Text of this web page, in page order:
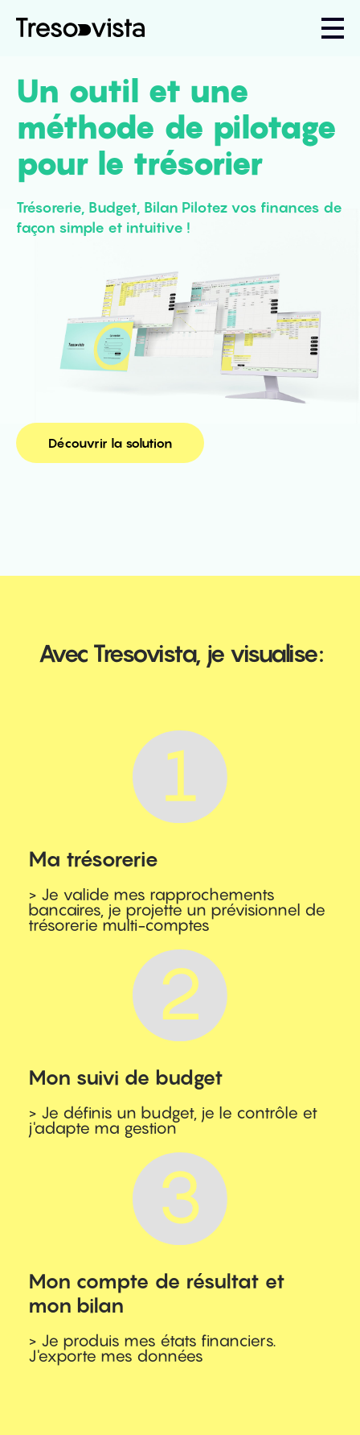
Un outil et une
méthode de pilotage
pour le trésorier
Trésorerie, Budget, Bilan Pilotezvos finances de
façon simple et intuitive !
Découvrir la solution
Avec Tresovista, je visualise:
Ma trésorerie
> Je valide mes rapprochements
bancaires, je projette un prévisionnel de
trésorerie multi-comptes
Mon suivi de budget
> Je définis un budget, je le contrôle et
j'adapte ma gestion
Mon compte de résultat et
mon bilan
> Je produis mes états financiers.
J'exporte mes données